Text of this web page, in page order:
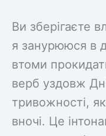
Ви зберігаєте
я занурююся в
втоми
верб уздовж
тривожності,
вночі. Це